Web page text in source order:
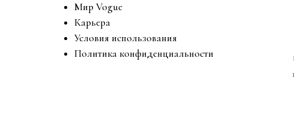
Мир Vogue
Карьера
Условия использования
Политика конфиденциальности